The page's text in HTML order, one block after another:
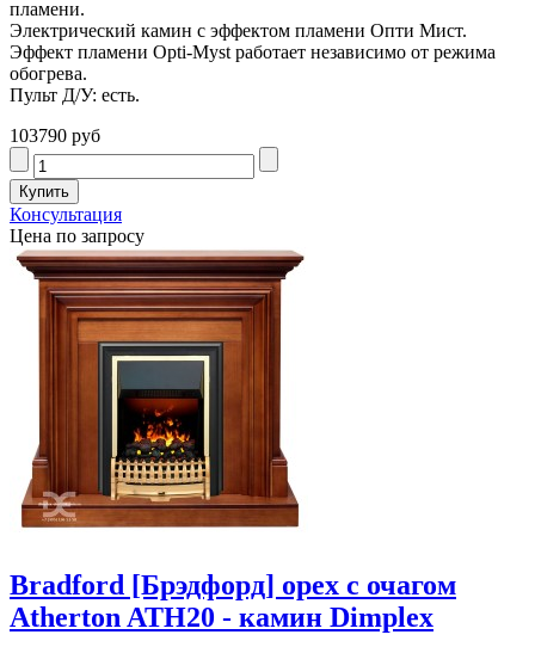
пламени.
Электрический камин с эффектом пламени Опти Мист.
Эффект пламени Opti-Myst работает независимо от режима
обогрева.
Пульт Д/У: есть.
103790 руб
Консультация
Цена по запросу
Bradford [Брэдфорд] орех с очагом
Atherton ATH20 - камин Dimplex